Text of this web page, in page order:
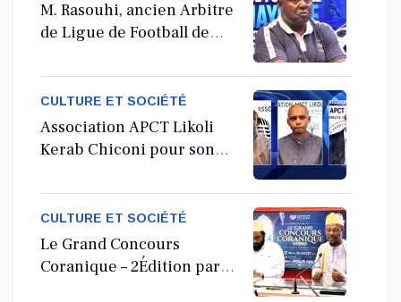
M. Rasouhi, ancien Arbitre
de Ligue de Football de
CULTURE ET SOCIÉTÉ
Association APCT Likoli
Kerab Chiconi pour son
Ordinaire
CULTURE ET SOCIÉTÉ
Le Grand Concours
Coranique – 2Édition par